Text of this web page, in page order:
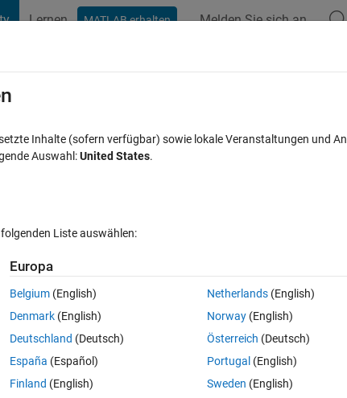
Lernen MATLAB erhalten Melden Sie sich an
making arrows of Draw speed lines
um sie zu bearbeiten oder zu beantworten.
matlabcentral/fileexchange/30822-lucas-kanade-
Inhalte (sofern verfügbar) sowie lokale Veranstaltungen und
Auswahl:United States.
Liste auswählen:
Europa
Belgium (English)
Denmark (English)
Deutschland (Deutsch)
España (Español)
Finland (English)
Netherlands(English)
Norway(English)
Österreich (Deutsch)
Portugal (English)
Sweden (English)